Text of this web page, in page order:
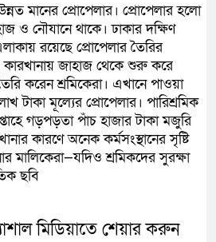
আত-তানযীল ইনস্টিটিউট
পর্দাপন উপলক্ষে আলোচনা সভা ও
মানের প্রোপেলার। প্রোপেলার হলো
ও নৌযানে থাকে। ঢাকার দক্ষিণ
রয়েছে প্রোপেলার তৈরির
জাহাজ থেকে শুরু করে
করেন শ্রমিকেরা। এখানে পাওয়া
টাকা মূল্যের প্রোপেলার। পারিশ্রমিক
গড়পড়তা পাঁচ হাজার টাকা মজুরি
কারণে অনেক কর্মসংস্থানের সৃষ্টি
মালিকেরা—যদিও শ্রমিকদের সুরক্ষা
ছবি
মিডিয়াতে শেয়ার করুন